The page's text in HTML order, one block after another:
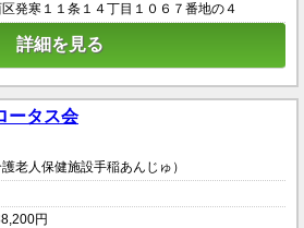
発寒１１条１４丁目１０６７番地の４
詳細を見る
ータス会
老人保健施設手稲あんじゅ）
円